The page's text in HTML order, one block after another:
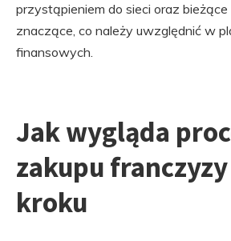
przystąpieniem do sieci oraz
znaczące, co należy uwzględnić w
finansowych.
Jak wygląda
zakupu
kroku